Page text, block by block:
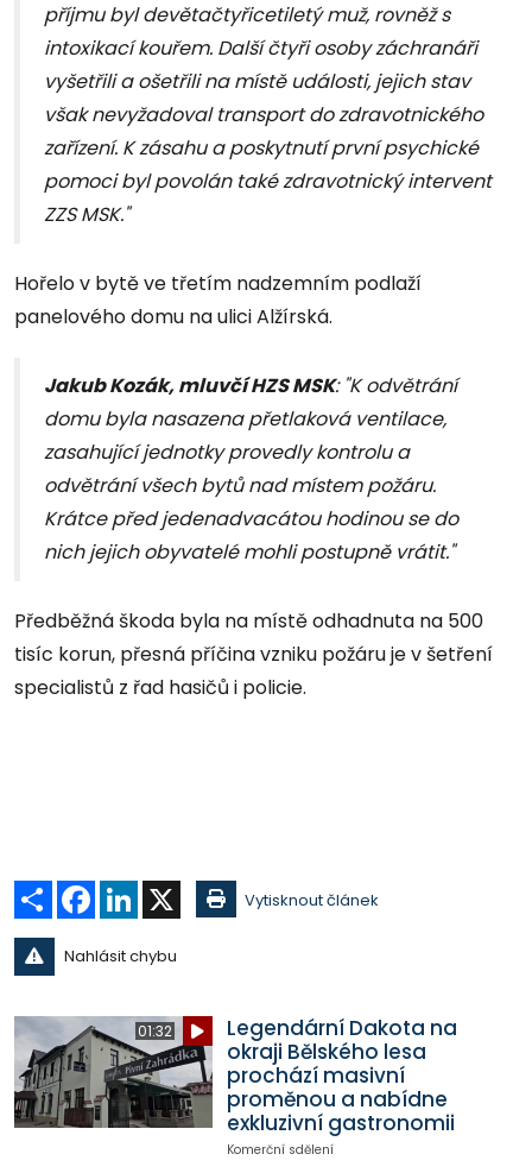
příjmu byl devětačtyřicetiletý muž, rovněž s
intoxikací kouřem. Další čtyři osoby záchranáři
vyšetřili a ošetřili na místě události, jejich stav
však nevyžadoval transport do zdravotnického
zařízení. K zásahu a poskytnutí první psychické
pomoci byl povolán také zdravotnický intervent
ZZS MSK."
Hořelo v bytě ve třetím nadzemním podlaží
panelového domu na ulici Alžírská.
Jakub Kozák, mluvčí HZS MSK: "K odvětrání
domu byla nasazena přetlaková ventilace,
zasahující jednotky provedly kontrolu a
odvětrání všech bytů nad místem požáru.
Krátce před jedenadvacátou hodinou se do
nich jejich obyvatelé mohli postupně vrátit."
Předběžná škoda byla na místě odhadnuta na 500
tisíc korun, přesná příčina vzniku požáru je v šetření
specialistů z řad hasičů i policie.
Sdílet Facebook
LinkedIn Vytisknout článek
Nahlásit chybu
01:32
Legendární Dakota na
okraji Bělského lesa
prochází masivní
proměnou a nabídne
exkluzivní gastronomii
Komerční sdělení